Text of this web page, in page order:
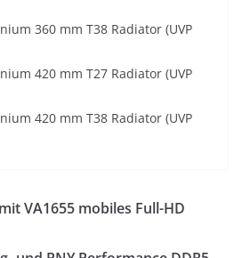
360 mm T38 Radiator (UVP
420 mm T27 Radiator (UVP
420 mm T38 Radiator (UVP
VA1655 mobiles Full-HD